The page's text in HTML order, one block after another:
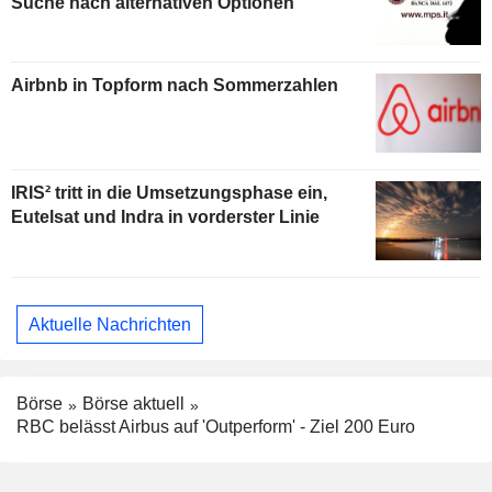
Airbnb in Topform nach Sommerzahlen
IRIS² tritt in die Umsetzungsphase ein,
Eutelsat und Indra in vorderster Linie
Aktuelle Nachrichten
Börse
Börse aktuell
RBC belässt Airbus auf 'Outperform' - Ziel 200 Euro